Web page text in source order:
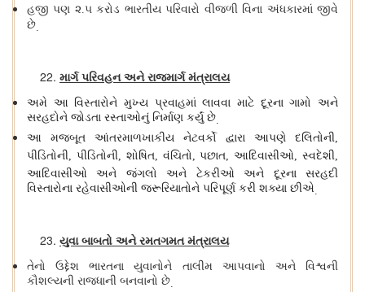
હજી પણ ૨.૫ કરોડ ભારતીય પરિવારો વીજળી વિના અંધકારમાં જીવે
છે.
માર્ગ પરિવહન અને રાજમાર્ગ મંત્રાલય
અમે આ વિસ્તારોને મુખ્ય પ્રવાહમાં લાવવા માટે દૂરના ગામો અને
સરહદોને જોડતા રસ્તાઓનું નિર્માણ કર્યું છે.
આ મજબૂત આંતરમાળખાકીય નેટવર્કો દ્વારા આપણે દલિતોની,
પીડિતોની, પીડિતોની, શોષિત, વંચિતો,પછાત,આદિવાસીઓ,સ્વદેશી,
આદિવાસીઓ અને જંગલો અને ટેકરીઓ અને દૂરના સરહદી
વિસ્તારોના રહેવાસીઓની જરૂરિયાતોને પરિપૂર્ણ કરી શક્યા છીએ.
યુવા બાબતો અને રમતગમત મંત્રાલય
તેનો ઉદ્દેશ ભારતના યુવાનોને તાલીમ આપવાનો અને વિશ્વની
કૌશલ્યની રાજધાની બનવાનો છે.